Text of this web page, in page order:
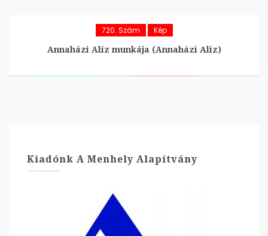
720. Szám Kép
Annaházi Alíz munkája (Annaházi Aliz)
Kiadónk A Menhely Alapítvány